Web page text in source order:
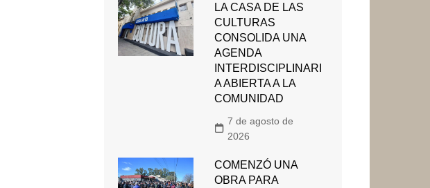
LA CASA DE LAS
CULTURAS
CONSOLIDA UNA
AGENDA
INTERDISCIPLINARI
A ABIERTA A LA
COMUNIDAD
7 de agosto de
2026
COMENZÓ UNA
OBRA PARA